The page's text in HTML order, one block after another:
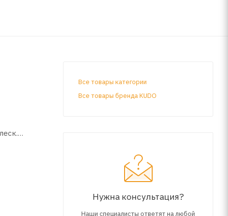
Все товары категории
Все товары бренда KUDO
Нужна консультация?
Наши специалисты ответят на любой